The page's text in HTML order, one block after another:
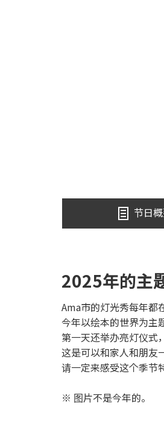
节日
2025年的主
Ama市的灯光秀每年都
今年以绘本的世界为主
第一天还举办亮灯仪式
这是可以和家人和朋友
请一定来感受这个季节
※ 图片不是今年的。